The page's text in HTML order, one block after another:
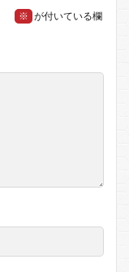
※ が付いている欄